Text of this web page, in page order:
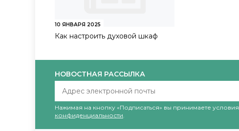
10 ЯНВАРЯ 2025
Как настроить духовой шкаф
НОВОСТНАЯ РАССЫЛКА
Нажимая на кнопку «Подписаться» вы принимаете условия
конфиденциальности